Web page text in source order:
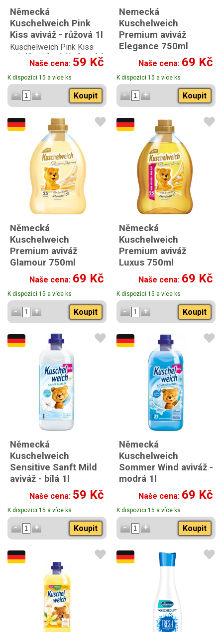
Německá
Kuschelweich Pink
Kiss aviváž - růžová 1l
Kuschelweich Pink Kiss
aviváž - růžová 1l německá
Naše cena: 59 Kč
K dispozici 15 a více ks
Koupit
Nemecká
Kuschelweich
Premium aviváž
Elegance 750ml
Naše cena: 69 Kč
K dispozici 15 a více ks
Koupit
Německá
Kuschelweich
Premium aviváž
Glamour 750ml
Naše cena: 69 Kč
K dispozici 15 a více ks
Koupit
Německá
Kuschelweich
Premium aviváž
Luxus 750ml
Naše cena: 69 Kč
K dispozici 15 a více ks
Koupit
Německá
Kuschelweich
Sensitive Sanft Mild
aviváž - bílá 1l
Naše cena: 59 Kč
K dispozici 15 a více ks
Koupit
Německá
Kuschelweich
Sommer Wind aviváž -
modrá 1l
Naše cena: 69 Kč
K dispozici 15 a více ks
Koupit